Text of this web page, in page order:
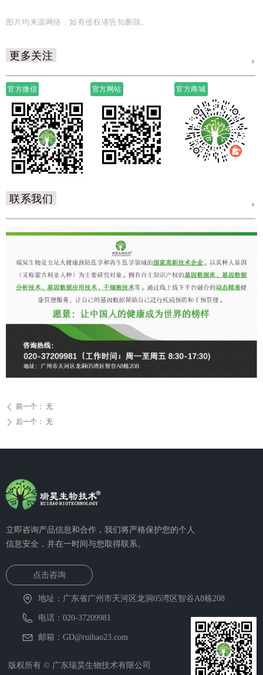
图片均来源网络，如有侵权请告知删除。
更多关注
官方微信 官方网站 官方商城
联系我们
ꄴ 前一个： 无
ꄲ 后一个： 无
立即咨询产品信息和合作，我们将严格保护您的个人
信息安全，并在一时间与您取得联系。
点击咨询
地址： 广东省广州市天河区龙洞05湾区智谷A8栋208
电话： 020-37209981
邮箱： GD@ruihao23.com
版权所有 © 广东瑞昊生物技术有限公司